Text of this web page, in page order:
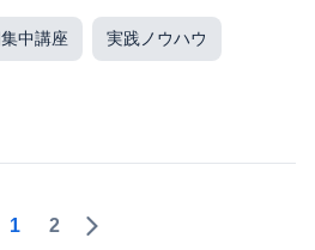
中講座 実践ノウハウ
1 2